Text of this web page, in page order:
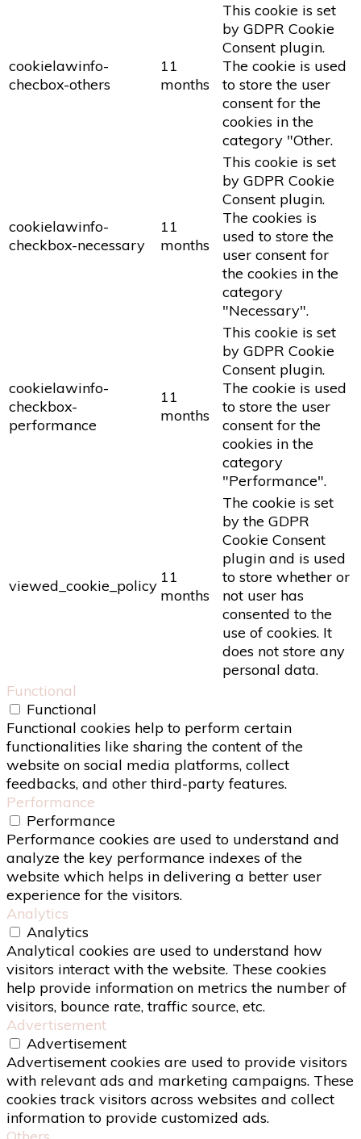
cookielawinfo-
checbox-others
11
months
This cookie is set
by GDPR Cookie
Consent plugin.
The cookie is used
to store the user
consent for the
cookies in the
category "Other.
cookielawinfo-
checkbox-necessary
11
months
This cookie is set
by GDPR Cookie
Consent plugin.
The cookies is
used to store the
user consent for
the cookies in the
category
"Necessary".
cookielawinfo-
checkbox-
performance
11
months
This cookie is set
by GDPR Cookie
Consent plugin.
The cookie is used
to store the user
consent for the
cookies in the
category
"Performance".
viewed_cookie_policy 11
months
The cookie is set
by the GDPR
Cookie Consent
plugin and is used
to store whether or
not user has
consented to the
use of cookies. It
does not store any
personal data.
Functional
Functional
Functional cookies help to perform certain
functionalities like sharing the content of the
website on social media platforms, collect
feedbacks, and other third-party features.
Performance
Performance
Performance cookies are used to understand and
analyze the key performance indexes of the
website which helps in delivering a better user
experience for the visitors.
Analytics
Analytics
Analytical cookies are used to understand how
visitors interact with the website. These cookies
help provide information on metrics the number of
visitors, bounce rate, traffic source, etc.
Advertisement
Advertisement
Advertisement cookies are used to provide visitors
with relevant ads and marketing campaigns. These
cookies track visitors across websites and collect
information to provide customized ads.